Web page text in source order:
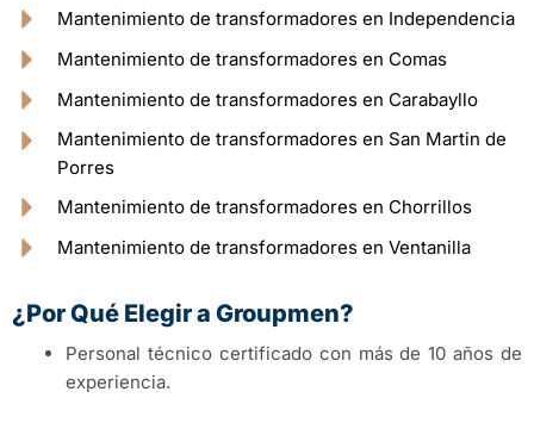
Mantenimiento de transformadores en Independencia
Mantenimiento de transformadores en Comas
Mantenimiento de transformadores en Carabayllo
Mantenimiento de transformadores en San Martin de
Porres
Mantenimiento de transformadores en Chorrillos
Mantenimiento de transformadores en Ventanilla
¿Por Qué Elegir a Groupmen?
Personal técnico certificado con más de 10 años de
experiencia.